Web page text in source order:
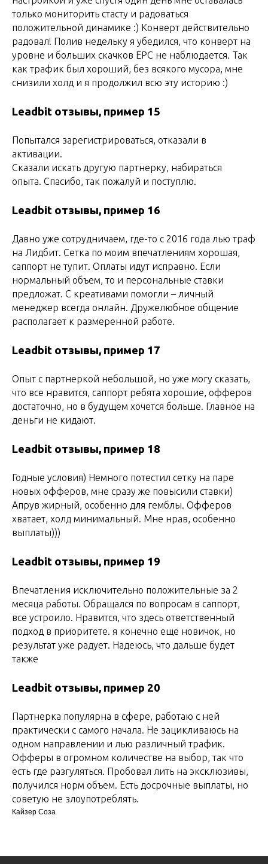
только мониторить стасту и радоваться
положительной динамике :) Конверт действительно
радовал! Полив недельку я убедился, что конверт на
уровне и больших скачков EPC не наблюдается. Так
как трафик был хороший, без всякого мусора, мне
снизили холд и я продолжил всю эту историю :)
Leadbit отзывы, пример 15
Попытался зарегистрироваться, отказали в
активации.
Сказали искать другую партнерку, набираться
опыта. Спасибо, так пожалуй и поступлю.
Leadbit отзывы, пример 16
Давно уже сотрудничаем, где-то с 2016 года лью траф
на Лидбит. Сетка по моим впечатлениям хорошая,
саппорт не тупит. Оплаты идут исправно. Если
нормальный объем, то и персональные ставки
предложат. С креативами помогли – личный
менеджер всегда онлайн. Дружелюбное общение
располагает к размеренной работе.
Leadbit отзывы, пример 17
Опыт с партнеркой небольшой, но уже могу сказать,
что все нравится, саппорт ребята хорошие, офферов
достаточно, но в будущем хочется больше. Главное на
деньги не кидают.
Leadbit отзывы, пример 18
Годные условия) Немного потестил сетку на паре
новых офферов, мне сразу же повысили ставки)
Апрув жирный, особенно для гемблы. Офферов
хватает, холд минимальный. Мне нрав, особенно
выплаты)))
Leadbit отзывы, пример 19
Впечатления исключительно положительные за 2
месяца работы. Обращался по вопросам в саппорт,
все устроило. Нравится, что здесь ответственный
подход в приоритете. я конечно еще новичок, но
результат уже радует. Надеюсь, что дальше будет
также
Leadbit отзывы, пример 20
Партнерка популярна в сфере, работаю с ней
практически с самого начала. Не зацикливаюсь на
одном направлении и лью различный трафик.
Офферы в огромном количестве на выбор, так что
есть где разгуляться. Пробовал лить на эксклюзивы,
получился норм объем. Есть досрочные выплаты, но
советую не злоупотреблять.
Кайзер Соза